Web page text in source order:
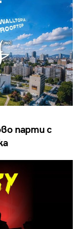
парти с